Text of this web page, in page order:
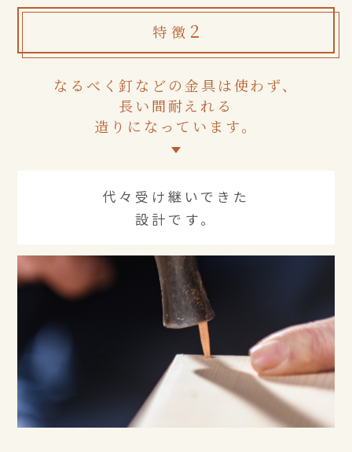
特徴 2
なるべく釘などの金具は使わず、
長い間耐えれる
造りになっています。
代々受け継いできた
設計です。